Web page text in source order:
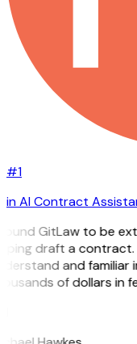
#1
in AI Contract
GitLaw to be
draft a contract.
and familiar
of dollars in